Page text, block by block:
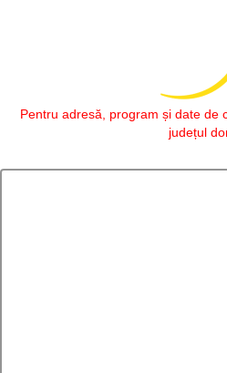
Pentru adresă, program și date de
județul